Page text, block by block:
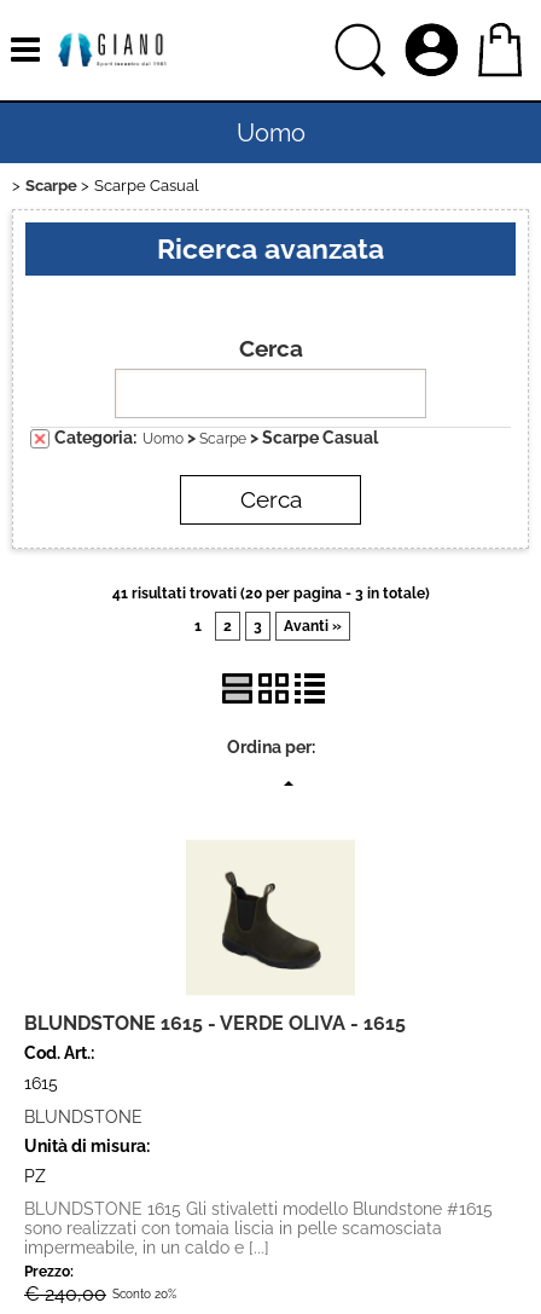
Uomo
Donna
Sport
Ciclismo
Brand
Contatti
Scarpe Scarpe Casual
Ricerca avanzata
Cerca
Categoria: Uomo > Scarpe > Scarpe Casual
41 risultati trovati (20 per pagina - 3 in totale)
1
2 3 Avanti »
Ordina per:
BLUNDSTONE 1615 - VERDE OLIVA - 1615
Cod. Art.:
1615
BLUNDSTONE
Unità di misura:
PZ
BLUNDSTONE 1615 Gli stivaletti modello Blundstone #1615
sono realizzati con tomaia liscia in pelle scamosciata
impermeabile, in un caldo e [...]
Prezzo:
€ 240,00 Sconto 20%